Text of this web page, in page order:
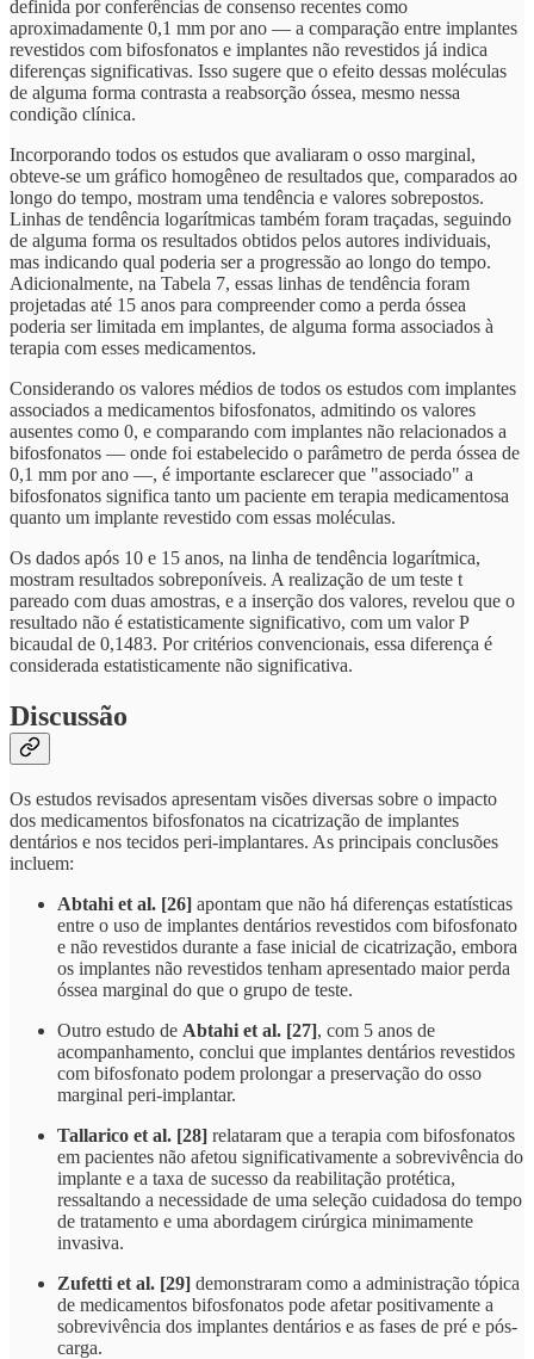
definida por conferências de consenso recentes como
aproximadamente 0,1 mm por ano — a comparação entre implantes
revestidos com bifosfonatos e implantes não revestidos já indica
diferenças significativas. Isso sugere que o efeito dessas moléculas
de alguma forma contrasta a reabsorção óssea, mesmo nessa
condição clínica.
Incorporando todos os estudos que avaliaram o osso marginal,
obteve-se um gráfico homogêneo de resultados que, comparados ao
longo do tempo, mostram uma tendência e valores sobrepostos.
Linhas de tendência logarítmicas também foram traçadas, seguindo
de alguma forma os resultados obtidos pelos autores individuais,
mas indicando qual poderia ser a progressão ao longo do tempo.
Adicionalmente, na Tabela 7, essas linhas de tendência foram
projetadas até 15 anos para compreender como a perda óssea
poderia ser limitada em implantes, de alguma forma associados à
terapia com esses medicamentos.
Considerando os valores médios de todos os estudos com implantes
associados a medicamentos bifosfonatos, admitindo os valores
ausentes como 0, e comparando com implantes não relacionados a
bifosfonatos — onde foi estabelecido o parâmetro de perda óssea de
0,1 mm por ano —, é importante esclarecer que "associado" a
bifosfonatos significa tanto um paciente em terapia medicamentosa
quanto um implante revestido com essas moléculas.
Os dados após 10 e 15 anos, na linha de tendência logarítmica,
mostram resultados sobreponíveis. A realização de um teste t
pareado com duas amostras, e a inserção dos valores, revelou que o
resultado não é estatisticamente significativo, com um valor P
bicaudal de 0,1483. Por critérios convencionais, essa diferença é
considerada estatisticamente não significativa.
Discussão
Os estudos revisados apresentam visões diversas sobre o impacto
dos medicamentos bifosfonatos na cicatrização de implantes
dentários e nos tecidos peri-implantares. As principais conclusões
incluem:
Abtahi et al. [26] apontam que não há diferenças estatísticas
entre o uso de implantes dentários revestidos com bifosfonato
e não revestidos durante a fase inicial de cicatrização, embora
os implantes não revestidos tenham apresentado maior perda
óssea marginal do que o grupo de teste.
Outro estudo de Abtahi et al. [27], com 5 anos de
acompanhamento, conclui que implantes dentários revestidos
com bifosfonato podem prolongar a preservação do osso
marginal peri-implantar.
Tallarico et al. [28] relataram que a terapia com bifosfonatos
em pacientes não afetou significativamente a sobrevivência do
implante e a taxa de sucesso da reabilitação protética,
ressaltando a necessidade de uma seleção cuidadosa do tempo
de tratamento e uma abordagem cirúrgica minimamente
invasiva.
Zufetti et al. [29] demonstraram como a administração tópica
de medicamentos bifosfonatos pode afetar positivamente a
sobrevivência dos implantes dentários e as fases de pré e pós-
carga.